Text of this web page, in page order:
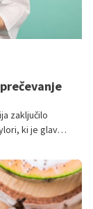
zaključilo
ki je glavni